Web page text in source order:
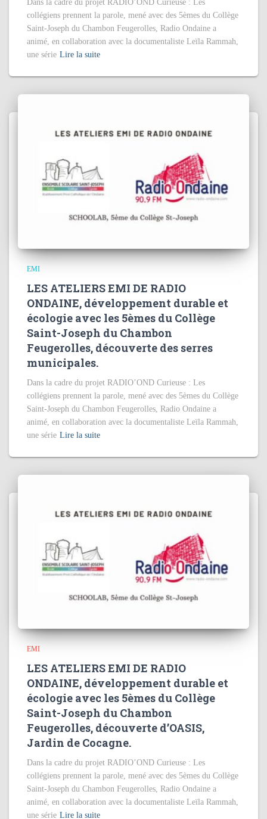
Dans la cadre du projet RADIO’OND Curieuse : Les
collégiens prennent la parole, mené avec des 5èmes du Collège
Saint-Joseph du Chambon Feugerolles, Radio Ondaine a
animé, en collaboration avec la documentaliste Leïla Rammah,
une série Lire la suite
EMI
LES ATELIERS EMI DE RADIO
ONDAINE, développement durable et
écologie avec les 5èmes du Collège
Saint-Joseph du Chambon
Feugerolles, découverte des serres
municipales.
Dans la cadre du projet RADIO’OND Curieuse : Les
collégiens prennent la parole, mené avec des 5èmes du Collège
Saint-Joseph du Chambon Feugerolles, Radio Ondaine a
animé, en collaboration avec la documentaliste Leïla Rammah,
une série Lire la suite
EMI
LES ATELIERS EMI DE RADIO
ONDAINE, développement durable et
écologie avec les 5èmes du Collège
Saint-Joseph du Chambon
Feugerolles, découverte d’OASIS,
Jardin de Cocagne.
Dans la cadre du projet RADIO’OND Curieuse : Les
collégiens prennent la parole, mené avec des 5èmes du Collège
Saint-Joseph du Chambon Feugerolles, Radio Ondaine a
animé, en collaboration avec la documentaliste Leïla Rammah,
une série Lire la suite